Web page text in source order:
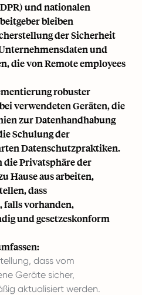
und nationalen
bleiben
der Sicherheit
und
die von Remote employees
robuster
verwendeten Geräten, die
zur Datenhandhabung
Schulung der
Datenschutzpraktiken.
die Privatsphäre der
Hause aus arbeiten,
dass
falls vorhanden,
und gesetzeskonform
dass vom
Geräte sicher,
aktualisiert werden.